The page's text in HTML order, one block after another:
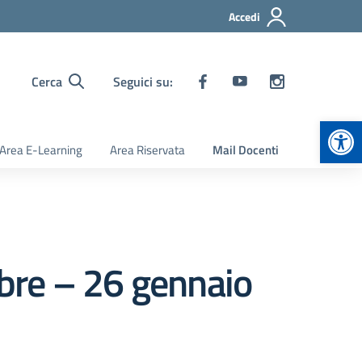
Accedi
Cerca Seguici su:
Area E-Learning Area Riservata Mail Docenti
– 26 gennaio